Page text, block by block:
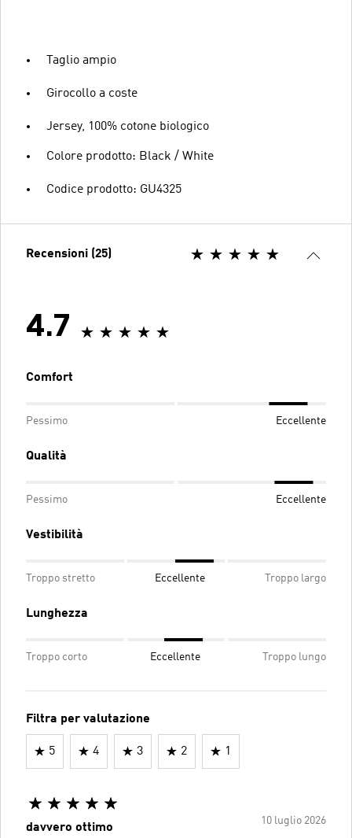
Taglio ampio
Girocollo a coste
Jersey, 100% cotone biologico
Colore prodotto: Black / White
Codice prodotto: GU4325
Recensioni (25)
4.7
Comfort
Pessimo Eccellente
Qualità
Pessimo Eccellente
Vestibilità
Troppo stretto Eccellente Troppo largo
Lunghezza
Troppo corto Eccellente Troppo lungo
Filtra per valutazione
5 4 3 2 1
10 luglio 2026
davvero ottimo